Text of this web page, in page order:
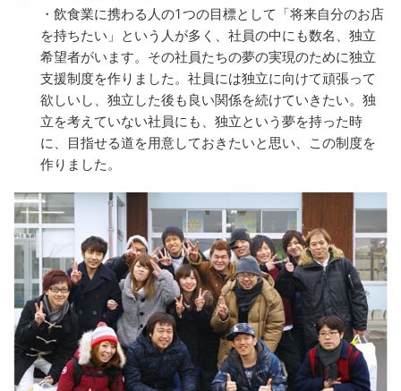
・飲食業に携わる人の1つの目標として「将来自分のお店
を持ちたい」という人が多く、社員の中にも数名、独立
希望者がいます。その社員たちの夢の実現のために独立
支援制度を作りました。社員には独立に向けて頑張って
欲しいし、独立した後も良い関係を続けていきたい。独
立を考えていない社員にも、独立という夢を持った時
に、目指せる道を用意しておきたいと思い、この制度を
作りました。